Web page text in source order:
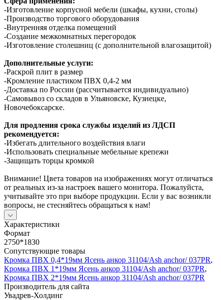
-Изготовление корпусной мебели (шкафы, кухни, столы)
-Производство торгового оборудования
-Внутренняя отделка помещений
-Создание межкомнатных перегородок
-Изготовление столешниц (с дополнительной влагозащитой)
Дополнительные услуги:
-Раскрой плит в размер
-Кромление пластиком ПВХ 0,4-2 мм
-Доставка по России (рассчитывается индивидуально)
-Самовывоз со складов в Ульяновске, Кузнецке,
Новочебоксарске.
Для продления срока службы изделий из ЛДСП
рекомендуется:
-Избегать длительного воздействия влаги
-Использовать специальные мебельные крепежи
-Защищать торцы кромкой
Внимание! Цвета товаров на изображениях могут отличаться
от реальных из-за настроек вашего монитора. Пожалуйста,
учитывайте это при выборе продукции. Если у вас возникли
вопросы, не стесняйтесь обращаться к нам!
Характеристики
Формат
2750*1830
Сопутствующие товары
Кромка ПВХ 0,4*19мм Ясень анкор 31104/Ash anchor/ 037PR,
Кромка ПВХ 1*19мм Ясень анкор 31104/Ash anchor/ 037PR,
Кромка ПВХ 2*19мм Ясень анкор 31104/Ash anchor/ 037PR
Производитель для сайта
Увадрев-Холдинг